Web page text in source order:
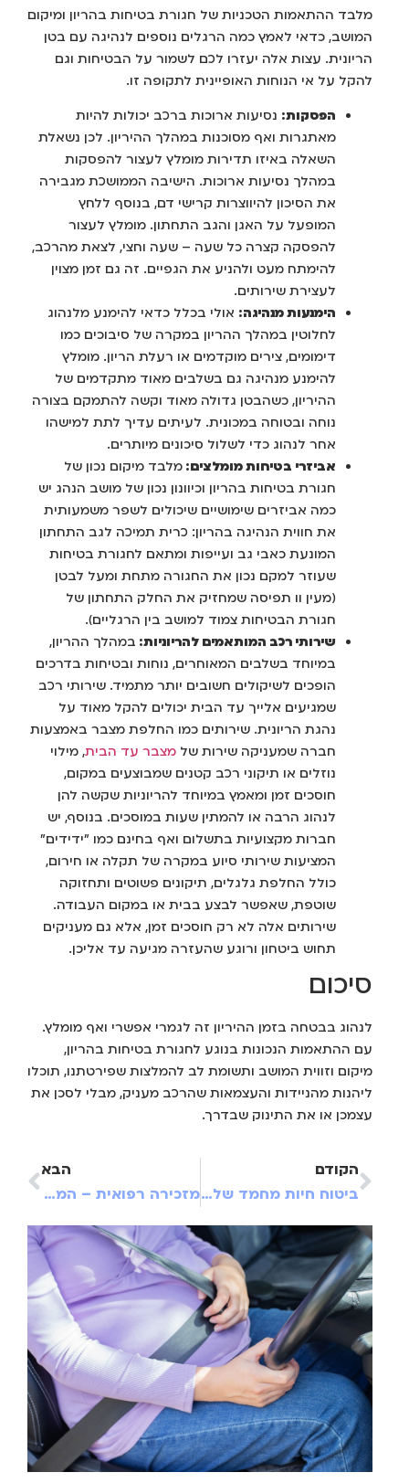
מלבד ההתאמות הטכניות של חגורת בטיחות בהריון ומיקום
המושב, כדאי לאמץ כמה הרגלים נוספים לנהיגה עם בטן
הריונית. עצות אלה יעזרו לכם לשמור על הבטיחות וגם
להקל על אי הנוחות האופיינית לתקופה זו.
הפסקות:נסיעות ארוכות ברכב יכולות להיות
מאתגרות ואף מסוכנות במהלך ההיריון. לכן נשאלת
השאלה באיזו תדירות מומלץ לעצור להפסקות
במהלך נסיעות ארוכות. הישיבה הממושכת מגבירה
את הסיכון להיווצרות קרישי דם, בנוסף ללחץ
המופעל על האגן והגב התחתון. מומלץ לעצור
להפסקה קצרה כל שעה – שעה וחצי, לצאת מהרכב,
להימתח מעט ולהניע את הגפיים. זה גם זמן מצוין
לעצירת שירותים.
הימנעות מנהיגה:אולי בכלל כדאי להימנע מלנהוג
לחלוטין במהלך ההריון במקרה של סיבוכים כמו
דימומים, צירים מוקדמים או רעלת הריון. מומלץ
להימנע מנהיגה גם בשלבים מאוד מתקדמים של
ההיריון, כשהבטן גדולה מאוד וקשה להתמקם בצורה
נוחה ובטוחה במכונית. לעיתים עדיך לתת למישהו
אחר לנהוג כדי לשלול סיכונים מיותרים.
אביזרי בטיחות מומלצים:מלבד מיקום נכון של
חגורת בטיחות בהריון וכיוונון נכון של מושב הנהג יש
כמה אביזרים שימושיים שיכולים לשפר משמעותית
את חווית הנהיגה בהריון: כרית תמיכה לגב התחתון
המונעת כאבי גב ועייפות ומתאם לחגורת בטיחות
שעוזר למקם נכון את החגורה מתחת ומעל לבטן
(מעין וו תפיסה שמחזיק את החלק התחתון של
חגורת הבטיחות צמוד למושב בין הרגליים).
שירותי רכב המותאמים להריוניות:במהלך ההריון,
במיוחד בשלבים המאוחרים, נוחות ובטיחות בדרכים
הופכים לשיקולים חשובים יותר מתמיד. שירותי רכב
שמגיעים אלייך עד הבית יכולים להקל מאוד על
נהגת הריונית. שירותים כמו החלפת מצבר באמצעות
חברה שמעניקה שירות שלמצבר עד הבית, מילוי
נוזלים או תיקוני רכב קטנים שמבוצעים במקום,
חוסכים זמן ומאמץ במיוחד להריוניות שקשה להן
לנהוג הרבה או להמתין שעות במוסכים. בנוסף, יש
חברות מקצועיות בתשלום ואף בחינם כמו "ידידים"
המציעות שירותי סיוע במקרה של תקלה או חירום,
כולל החלפת גלגלים, תיקונים פשוטים ותחזוקה
שוטפת, שאפשר לבצע בבית או במקום העבודה.
שירותים אלה לא רק חוסכים זמן, אלא גם מעניקים
תחוש ביטחון ורוגע שהעזרה מגיעה עד אליכן.
סיכום
לנהוג בבטחה בזמן ההיריון זה לגמרי אפשרי ואף מומלץ.
עם ההתאמות הנכונות בנוגע לחגורת בטיחות בהריון,
מיקום וזווית המושב ותשומת לב להמלצות שפירטתנו, תוכלו
ליהנות מהניידות והעצמאות שהרכב מעניק, מבלי לסכן את
עצמכן או את התינוק שבדרך.
הקודם
ביטוח חיות מחמד של הפניקס – טיפים, עצות וכל מה שחשוב
הבא
מזכירה רפואית – המקצוע שפותח דלתות בתחום הבריאות